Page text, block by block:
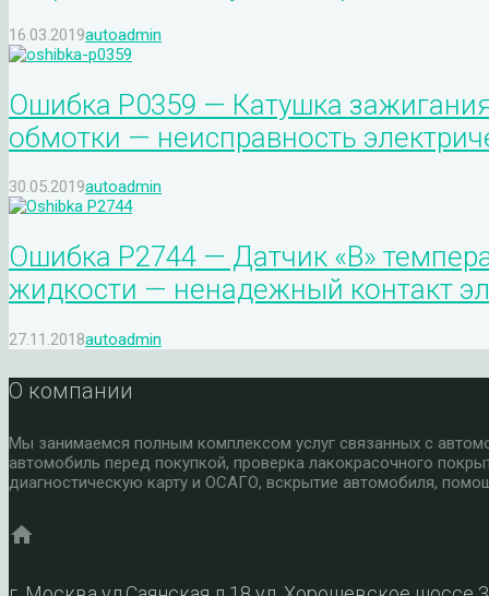
16.03.2019autoadmin
Ошибка P0359 — Катушка
обмотки — неисправность
30.05.2019autoadmin
Ошибка P2744 — Датчик «B»
жидкости — ненадежный контакт
27.11.2018autoadmin
О компании
Мы занимаемся полным комплексом услуг связанных с
автомобиль перед покупкой, проверка лакокрасочного
диагностическую карту и ОСАГО, вскрытие автомобиля,
home